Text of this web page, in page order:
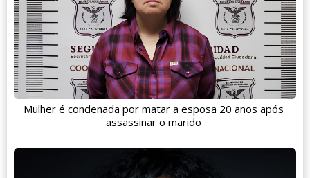
Mulher é condenada por matar a esposa 20 anos após
assassinar o marido